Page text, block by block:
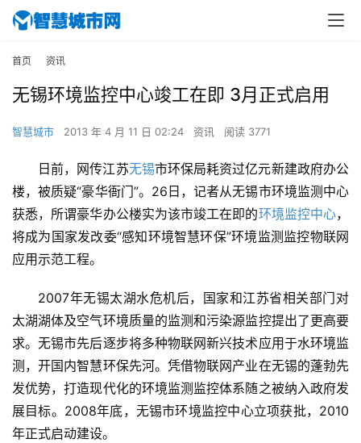
首页 资讯
无锡环境监控中心竣工在即 3月正式启用
智慧城市 2013 年 4 月 11 日 02:24 资讯 阅读 3771
日前，网传江苏无锡市环保局耗资过亿元新建政府办公
楼，被质疑“豪华衙门”。26日，记者从无锡市环境监测中心
获悉，所谓豪华办公楼实为该市竣工在即的环境监控中心，
将成为国家发改委“感知环境智慧环保”环境监测监控物联网
应用示范工程。
2007年无锡太湖水危机后，国家和江苏省相关部门对
太湖湖体及空气环境质量的监测和污染源监控提出了更高要
求。无锡市先后逐步将多种物联网新兴技术应用于水环境监
测，开国内智慧环保先河。凭借物联网产业在无锡的蓬勃先
发优势，打造现代化的环境监测监控体系随之被纳入政府发
展目标。2008年底，无锡市环境监控中心立项获批，2010
年正式启动建设。